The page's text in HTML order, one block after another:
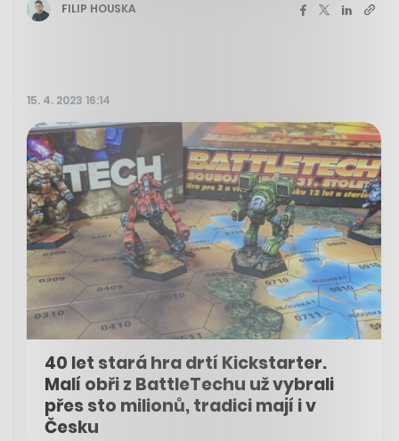
FILIP HOUSKA
15. 4. 2023 16:14
40 let stará hra drtí Kickstarter.
Malí obři z BattleTechu už vybrali
přes sto milionů, tradici mají i v
Česku